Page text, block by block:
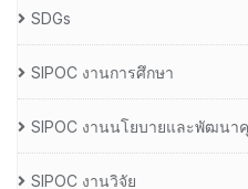
SDGs
SIPOC งานการศึกษา
SIPOC งานนโยบายและพัฒนา
SIPOC งานวิจัย